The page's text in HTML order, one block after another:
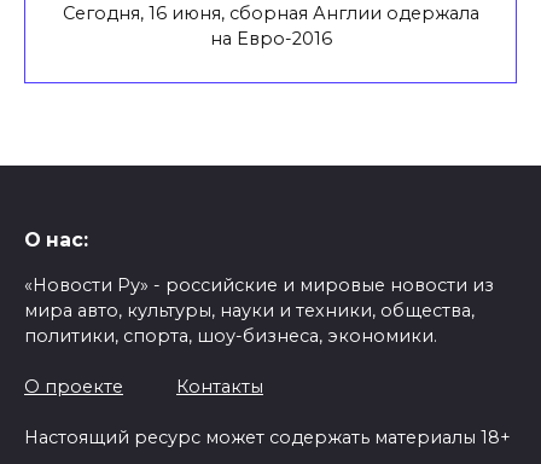
Сегодня, 16 июня, сборная Англии одержала
на Евро-2016
О нас:
«Новости Ру» - российские и мировые новости из
мира авто, культуры, науки и техники, общества,
политики, спорта, шоу-бизнеса, экономики.
О проекте Контакты
Настоящий ресурс может содержать материалы 18+